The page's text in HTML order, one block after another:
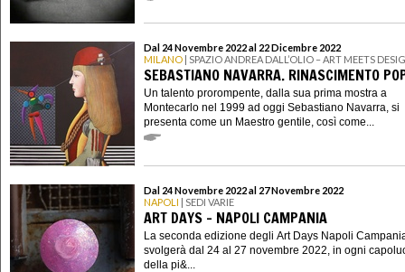
Dal 24 Novembre 2022 al 22 Dicembre 2022
MILANO | SPAZIO ANDREA DALL’OLIO – ART MEETS
SEBASTIANO NAVARRA. RINASCIMENTO
Un talento prorompente, dalla sua prima mostra a
Montecarlo nel 1999 ad oggi Sebastiano Navarra, si
presenta come un Maestro gentile, così come...
Dal 24 Novembre 2022 al 27 Novembre 2022
NAPOLI | SEDI VARIE
ART DAYS - NAPOLI CAMPANIA
La seconda edizione degli Art Days Napoli
svolgerà dal 24 al 27 novembre 2022, in ogni
della pi&...